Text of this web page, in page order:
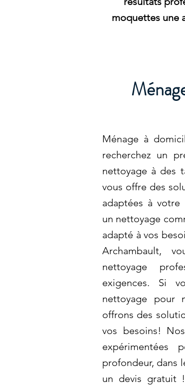
moquettes une
Ménage à
recherchez un
nettoyage à des
vous offre des
adaptées à
un nettoyage
adapté à vos
Archambault,
nettoyage
exigences. Si
nettoyage pour
offrons des
vos besoins!
profondeur, dans
un devis gratuit